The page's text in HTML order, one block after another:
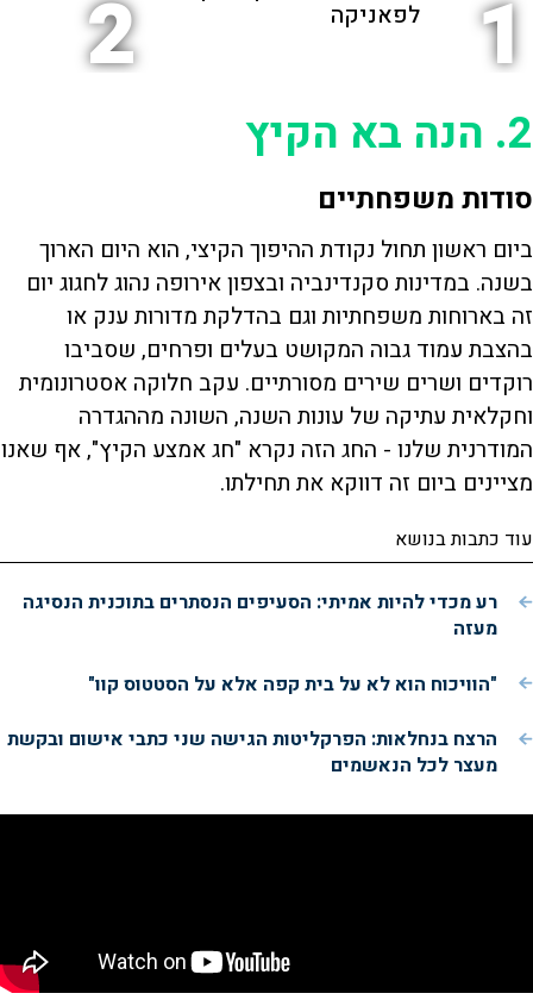
1 לפאניקה 2
2. הנה בא הקיץ
סודות משפחתיים
ביום ראשון תחול נקודת ההיפוך הקיצי, הוא היום הארוך
בשנה. במדינות סקנדינביה ובצפון אירופה נהוג לחגוג יום
זה בארוחות משפחתיות וגם בהדלקת מדורות ענק או
בהצבת עמוד גבוה המקושט בעלים ופרחים, שסביבו
רוקדים ושרים שירים מסורתיים. עקב חלוקה אסטרונומית
וחקלאית עתיקה של עונות השנה, השונה מההגדרה
המודרנית שלנו - החג הזה נקרא "חג אמצע הקיץ", אף שאנו
מציינים ביום זה דווקא את תחילתו.
עוד כתבות בנושא
רע מכדי להיות אמיתי: הסעיפים הנסתרים בתוכנית הנסיגה
מעזה
"הוויכוח הוא לא על בית קפה אלא על הסטטוס קוו"
הרצח בנחלאות: הפרקליטות הגישה שני כתבי אישום ובקשת
מעצר לכל הנאשמים